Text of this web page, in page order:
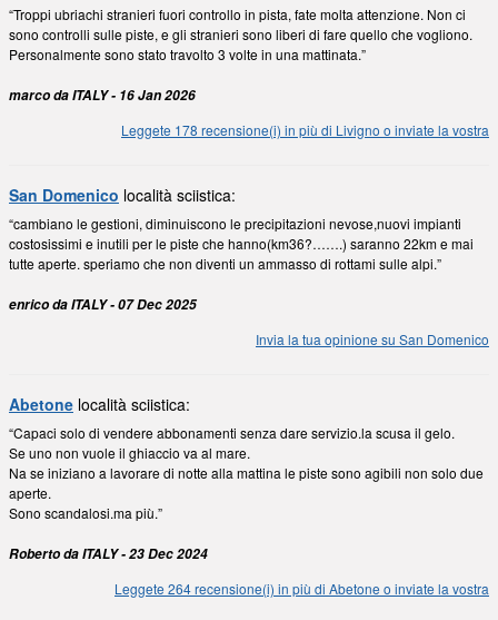
“Troppi ubriachi stranieri fuori controllo in pista, fate molta attenzione. Non ci
sono controlli sulle piste, e gli stranieri sono liberi di fare quello che vogliono.
Personalmente sono stato travolto 3 volte in una mattinata.”
marco da ITALY - 16 Jan 2026
Leggete 178 recensione(i) in più di Livigno o inviate la vostra
San Domenico località sciistica:
“cambiano le gestioni, diminuiscono le precipitazioni nevose,nuovi impianti
costosissimi e inutili per le piste che hanno(km36?…….) saranno 22km e mai
tutte aperte. speriamo che non diventi un ammasso di rottami sulle alpi.”
enrico da ITALY - 07 Dec 2025
Invia la tua opinione su San Domenico
Abetone località sciistica:
“Capaci solo di vendere abbonamenti senza dare servizio.la scusa il gelo.
Se uno non vuole il ghiaccio va al mare.
Na se iniziano a lavorare di notte alla mattina le piste sono agibili non solo due
aperte.
Sono scandalosi.ma più.”
Roberto da ITALY - 23 Dec 2024
Leggete 264 recensione(i) in più di Abetone o inviate la vostra